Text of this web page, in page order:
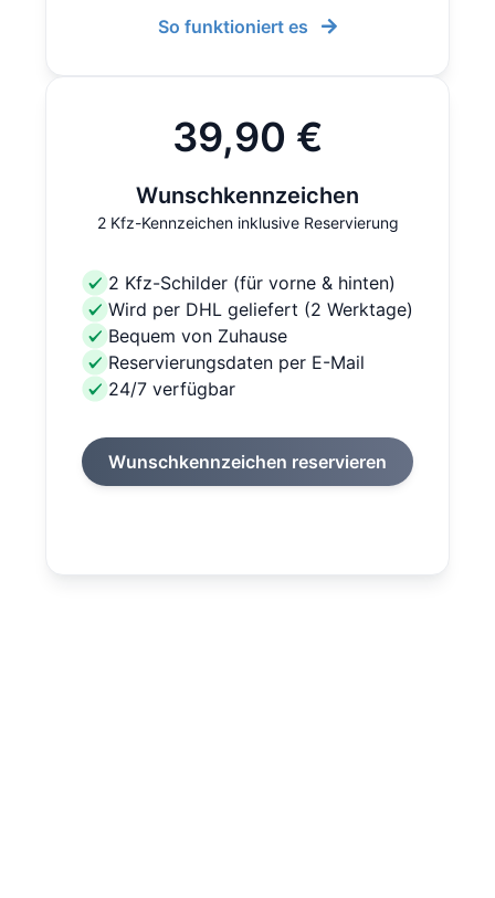
So funktioniert es
39,90 €
Wunschkennzeichen
2 Kfz-Kennzeichen inklusive Reservierung
2 Kfz-Schilder (für vorne & hinten)
Wird per DHL geliefert (2 Werktage)
Bequem von Zuhause
Reservierungsdaten per E-Mail
24/7 verfügbar
Wunschkennzeichen reservieren